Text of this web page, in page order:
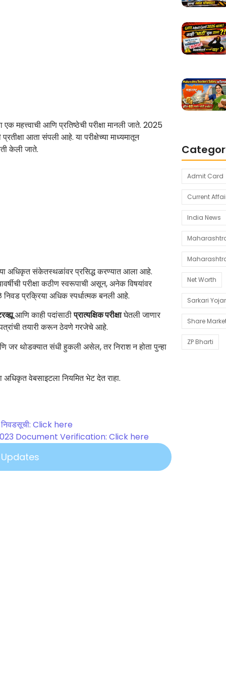
महत्त्वाची आणि प्रतिष्ठेची परीक्षा मानली जाते. 2025
आता संपली आहे. या परीक्षेच्या माध्यमातून
केली जाते.
अधिकृत संकेतस्थळांवर प्रसिद्ध करण्यात आला आहे.
परीक्षा कठीण स्वरूपाची असून, अनेक विषयांवर
प्रक्रिया अधिक स्पर्धात्मक बनली आहे.
आणि काही पदांसाठीप्रात्यक्षिक परीक्षाघेतली जाणार
तयारी करून ठेवणे गरजेचे आहे.
जर थोडक्यात संधी हुकली असेल, तर निराश न होता पुन्हा
अधिकृत वेबसाइटला नियमित भेट देत राहा.
निवडसूची: Click here
Document Verification: Click here
Admit Card
Current
India News
Net Worth
Sarkari
Share
ZP Bharti